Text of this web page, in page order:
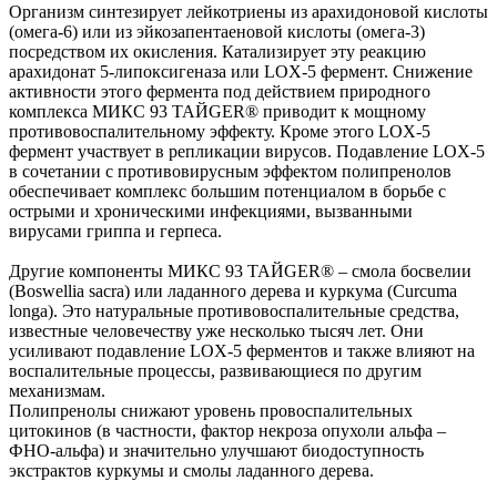
Организм синтезирует лейкотриены из арахидоновой кислоты
(омега-6) или из эйкозапентаеновой кислоты (омега-3)
посредством их окисления. Катализирует эту реакцию
арахидонат 5-липоксигеназа или LOX-5 фермент. Снижение
активности этого фермента под действием природного
комплекса МИКС 93 ТАЙGER® приводит к мощному
противовоспалительному эффекту. Кроме этого LOX-5
фермент участвует в репликации вирусов. Подавление LOX-5
в сочетании с противовирусным эффектом полипренолов
обеспечивает комплекс большим потенциалом в борьбе с
острыми и хроническими инфекциями, вызванными
вирусами гриппа и герпеса.
Другие компоненты МИКС 93 ТАЙGER® – смола босвелии
(Boswellia sacra) или ладанного дерева и куркума (Curcuma
longa). Это натуральные противовоспалительные средства,
известные человечеству уже несколько тысяч лет. Они
усиливают подавление LOX-5 ферментов и также влияют на
воспалительные процессы, развивающиеся по другим
механизмам.
Полипренолы снижают уровень провоспалительных
цитокинов (в частности, фактор некроза опухоли альфа –
ФНО-альфа) и значительно улучшают биодоступность
экстрактов куркумы и смолы ладанного дерева.